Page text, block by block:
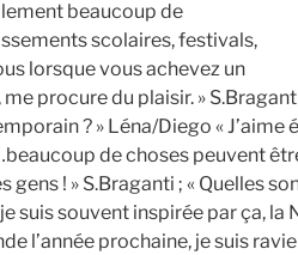
beaucoup de
scolaires, festivals,
lorsque vous achevez un
procure du plaisir. »
? » Léna/Diego « J’aime
de choses peuvent
! » S.Braganti ; « Quelles
suis souvent inspirée par ça, la
l’année prochaine, je suis